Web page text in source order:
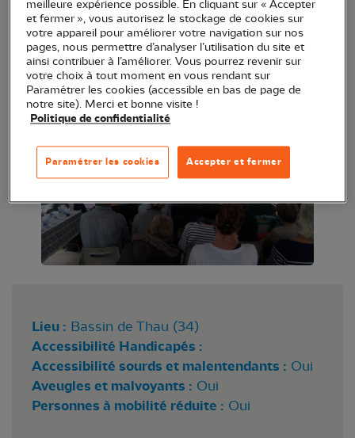
Le Groupe Local LPO Bassin de Thau de la LPO
Occitanie délégation territoriale Hérault a pour but
d'agir localement en faveur de la biodiversité du
territoire.
Lieu : Bassin de Thau (34)
Accessibilité Handicapés :
Accessibilité sourds et malentendants : Oui
Aveugles et malvoyants : Oui
Personnes à mobilité réduite : Oui
meilleure expérience possible. En cliquant sur « Accepter
et fermer », vous autorisez le stockage de cookies sur
votre appareil pour améliorer votre navigation sur nos
pages, nous permettre d’analyser l’utilisation du site et
ainsi contribuer à l’améliorer. Vous pourrez revenir sur
votre choix à tout moment en vous rendant sur
Paramétrer les cookies (accessible en bas de page de
notre site). Merci et bonne visite !
Politique de confidentialité
Accepter et fermer
Paramétrer les cookies